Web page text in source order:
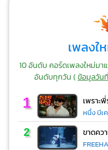
เพลงใ
10 อันดับ คอร์ดเพลงใหม่ม
อันดับทุกวัน (ข้อมูลวัน
1 เพราะ
หนึ่ง บีเ
2 ขาดคว